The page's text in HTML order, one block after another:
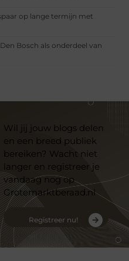
op lange termijn met
Bosch als onderdeel van
Wil jij jouw blogs delen
en een breed publiek
bereiken? Wacht niet
langer en registreer je
vandaag nog op
Grotemarktberaad.nl
Registreer nu!